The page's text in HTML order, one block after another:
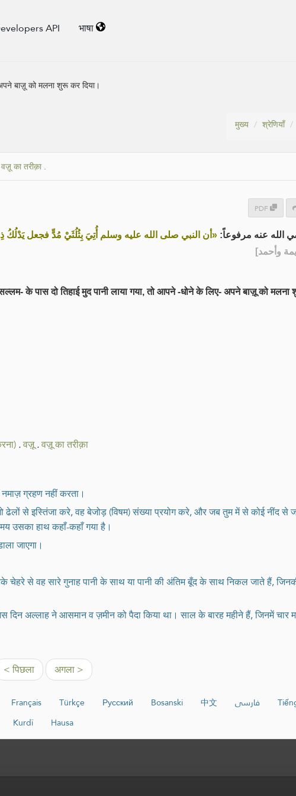
API भाषा
बाज़ू को मलना शुरू कर दिया।
मुख्य श्रेणियाँ
वज़ू का तरीक़ा.
PDF
الله عنه مرفوعاً: «أن النبي صلى الله عليه وسلم أُتِيَ بِثُلُثَيْ مُدٍّ فجعل يَدْلُكُ
وأحمد]
के पास दो तिहाई मुद पानी लाया गया, तो आपने -धोने के लिए- अपने बाज़ू को मलना
.वज़ू.वज़ू का तरीक़ा
ग्रहण नहीं करता।
से इस्तिंजा करे, वह बेजोड़ (विषम) संख्या प्रयोग करे, और जब तुम में से कोई नींद से
उसका हाथ कहाँ-कहाँ गया है।
जाएगा।
चेहरे से वह सारे गुनाह पानी के साथ या पानी की अंतिम बूँद के साथ निकल जाते हैं,
अल्लाह ने आसमान व ज़मीन को पैदा किया था। साल के बारह महीने हैं, जिनमें चार
< पिछला अगला >
Français Türkçe Русский Bosanski 中文 فارسی
Kurdî
Hausa